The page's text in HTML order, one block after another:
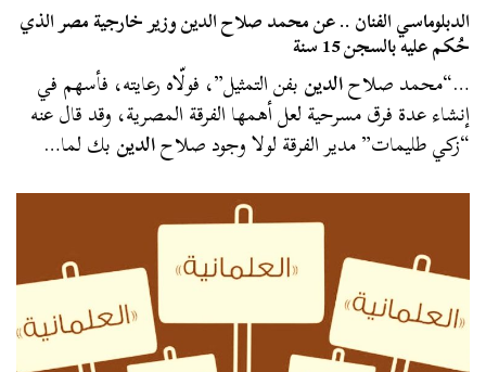
الدبلوماسي الفنان .. عن محمد صلاح الدين وزير خارجية مصر الذي
حُكم عليه بالسجن 15 سنة
…“محمد صلاحالدينبفن التمثيل”، فولّاه رعايته، فأسهم في
إنشاء عدة فرق مسرحية لعل أهمها الفرقة المصرية، وقد قال عنه
“زكي طليمات” مدير الفرقة لولا وجود صلاحالدينبك لما…